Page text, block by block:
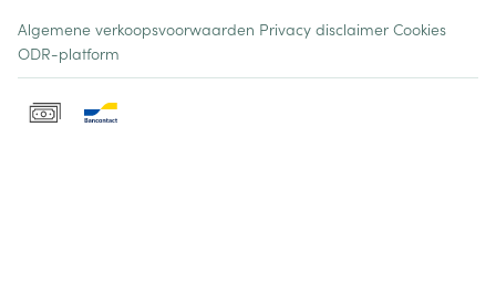
Algemene verkoopsvoorwaarden Privacy disclaimer Cookies
ODR-platform